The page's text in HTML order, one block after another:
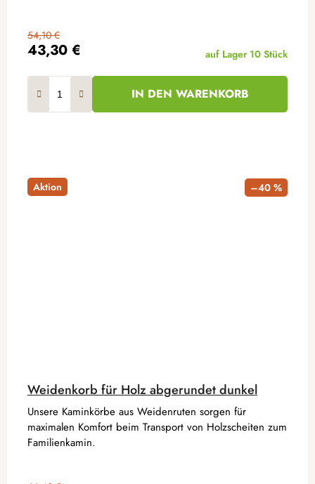
43,30 €
54,10 €
auf Lager 10 Stück
IN DEN WARENKORB
Aktion –40 %
Weidenkorb für Holz abgerundet dunkel
Unsere Kaminkörbe aus Weidenruten sorgen für
maximalen Komfort beim Transport von Holzscheiten zum
Familienkamin.